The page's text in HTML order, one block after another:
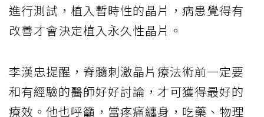
進行測試，植入暫時性的晶片，病患覺得有
改善才會決定植入永久性晶片。
李漢忠提醒，脊髓刺激晶片療法術前一定要
和有經驗的醫師好好討論，才可獲得最好的
療效。他也呼籲，當疼痛纏身，吃藥、物理